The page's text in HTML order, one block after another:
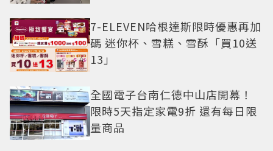
7-ELEVEN哈根達斯限時優惠再加
碼 迷你杯、雪糕、雪酥「買10送
13」
全國電子台南仁德中山店開幕！
限時5天指定家電9折 還有每日限
量商品